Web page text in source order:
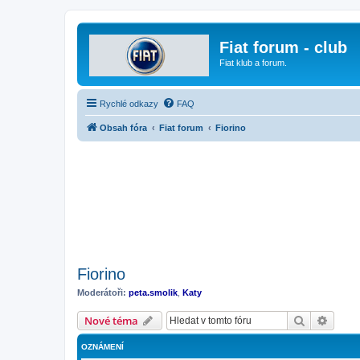
Fiat forum - club
Fiat klub a forum.
Rychlé odkazy FAQ
Obsah fóra Fiat forum Fiorino
Fiorino
Moderátoři: peta.smolik Katy
Nové téma Hledat
OZNÁMENÍ